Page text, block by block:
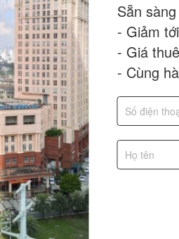
gói
mong muốn làm việc ngay tại vị trí
nhánh tại các thành phố lớn để mở
ít nhân lực nhưng có mong muốn
Việt Nam.
việc:
nghi cho nhân sự công ty mình
Sẵn
- Giảm
- Giá
- Cùng